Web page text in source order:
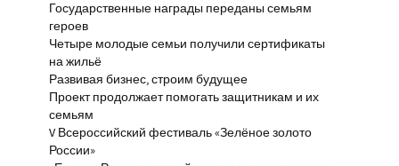
Государственные награды переданы семьям
героев
Четыре молодые семьи получили сертификаты
на жильё
Развивая бизнес, строим будущее
Проект продолжает помогать защитникам и их
семьям
V Всероссийский фестиваль «Зелёное золото
России»